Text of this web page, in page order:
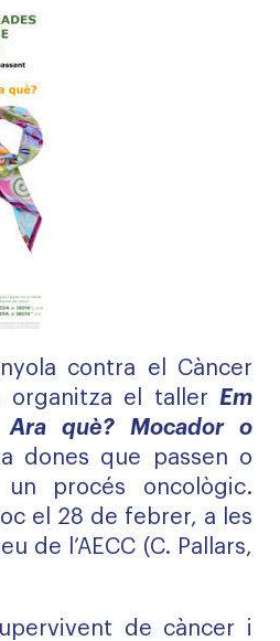
contra el Càncer
organitza el taller Em
què? Mocador o
dones que passen o
procés oncològic.
el 28 de febrer, a les
de l’AECC (C. Pallars,
de càncer i